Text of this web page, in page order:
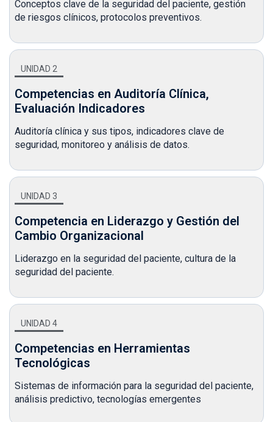
Conceptos clave de la seguridad del paciente, gestión
de riesgos clínicos, protocolos preventivos.
UNIDAD 2
Competencias en Auditoría Clínica,
Evaluación Indicadores
Auditoría clínica y sus tipos, indicadores clave de
seguridad, monitoreo y análisis de datos.
UNIDAD 3
Competencia en Liderazgo y Gestión del
Cambio Organizacional
Liderazgo en la seguridad del paciente, cultura de la
seguridad del paciente.
UNIDAD 4
Competencias en Herramientas
Tecnológicas
Sistemas de información para la seguridad del paciente,
análisis predictivo, tecnologías emergentes